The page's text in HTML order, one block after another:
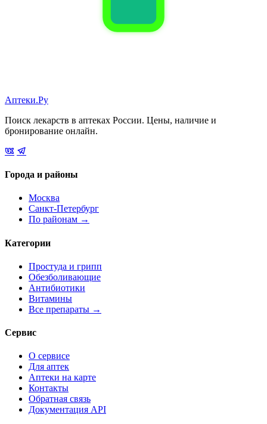
Аптеки.Ру
Поиск лекарств в аптеках России. Цены, наличие и
бронирование онлайн.
Города и районы
Москва
Санкт-Петербург
По районам →
Категории
Простуда и грипп
Обезболивающие
Антибиотики
Витамины
Все препараты →
Сервис
О сервисе
Для аптек
Аптеки на карте
Контакты
Обратная связь
Документация API